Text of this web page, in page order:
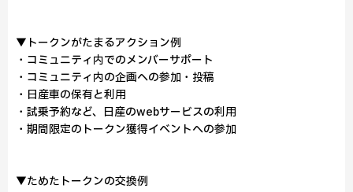
▼トークンがたまるアクション例
・コミュニティ内でのメンバーサポート
・コミュニティ内の企画への参加・投稿
・日産車の保有と利用
・試乗予約など、日産のwebサービスの利用
・期間限定のトークン獲得イベントへの参加
▼ためたトークンの交換例